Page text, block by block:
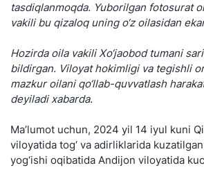
tasdiqlanmoqda. Yuborilgan fotosurat
vakili bu qizaloq uning o‘z oilasidan
Hozirda oila vakili Xo‘jaobod tumani
bildirgan. Viloyat hokimligi va tegishli
mazkur oilani qo‘llab-quvvatlash
deyiladi xabarda.
Ma’lumot uchun, 2024 yil 14 iyul kuni
viloyatida tog‘ va adirliklarida
yog‘ishi oqibatida Andijon viloyatida